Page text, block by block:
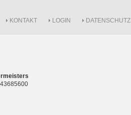
KONTAKT LOGIN DATENSCHUTZ